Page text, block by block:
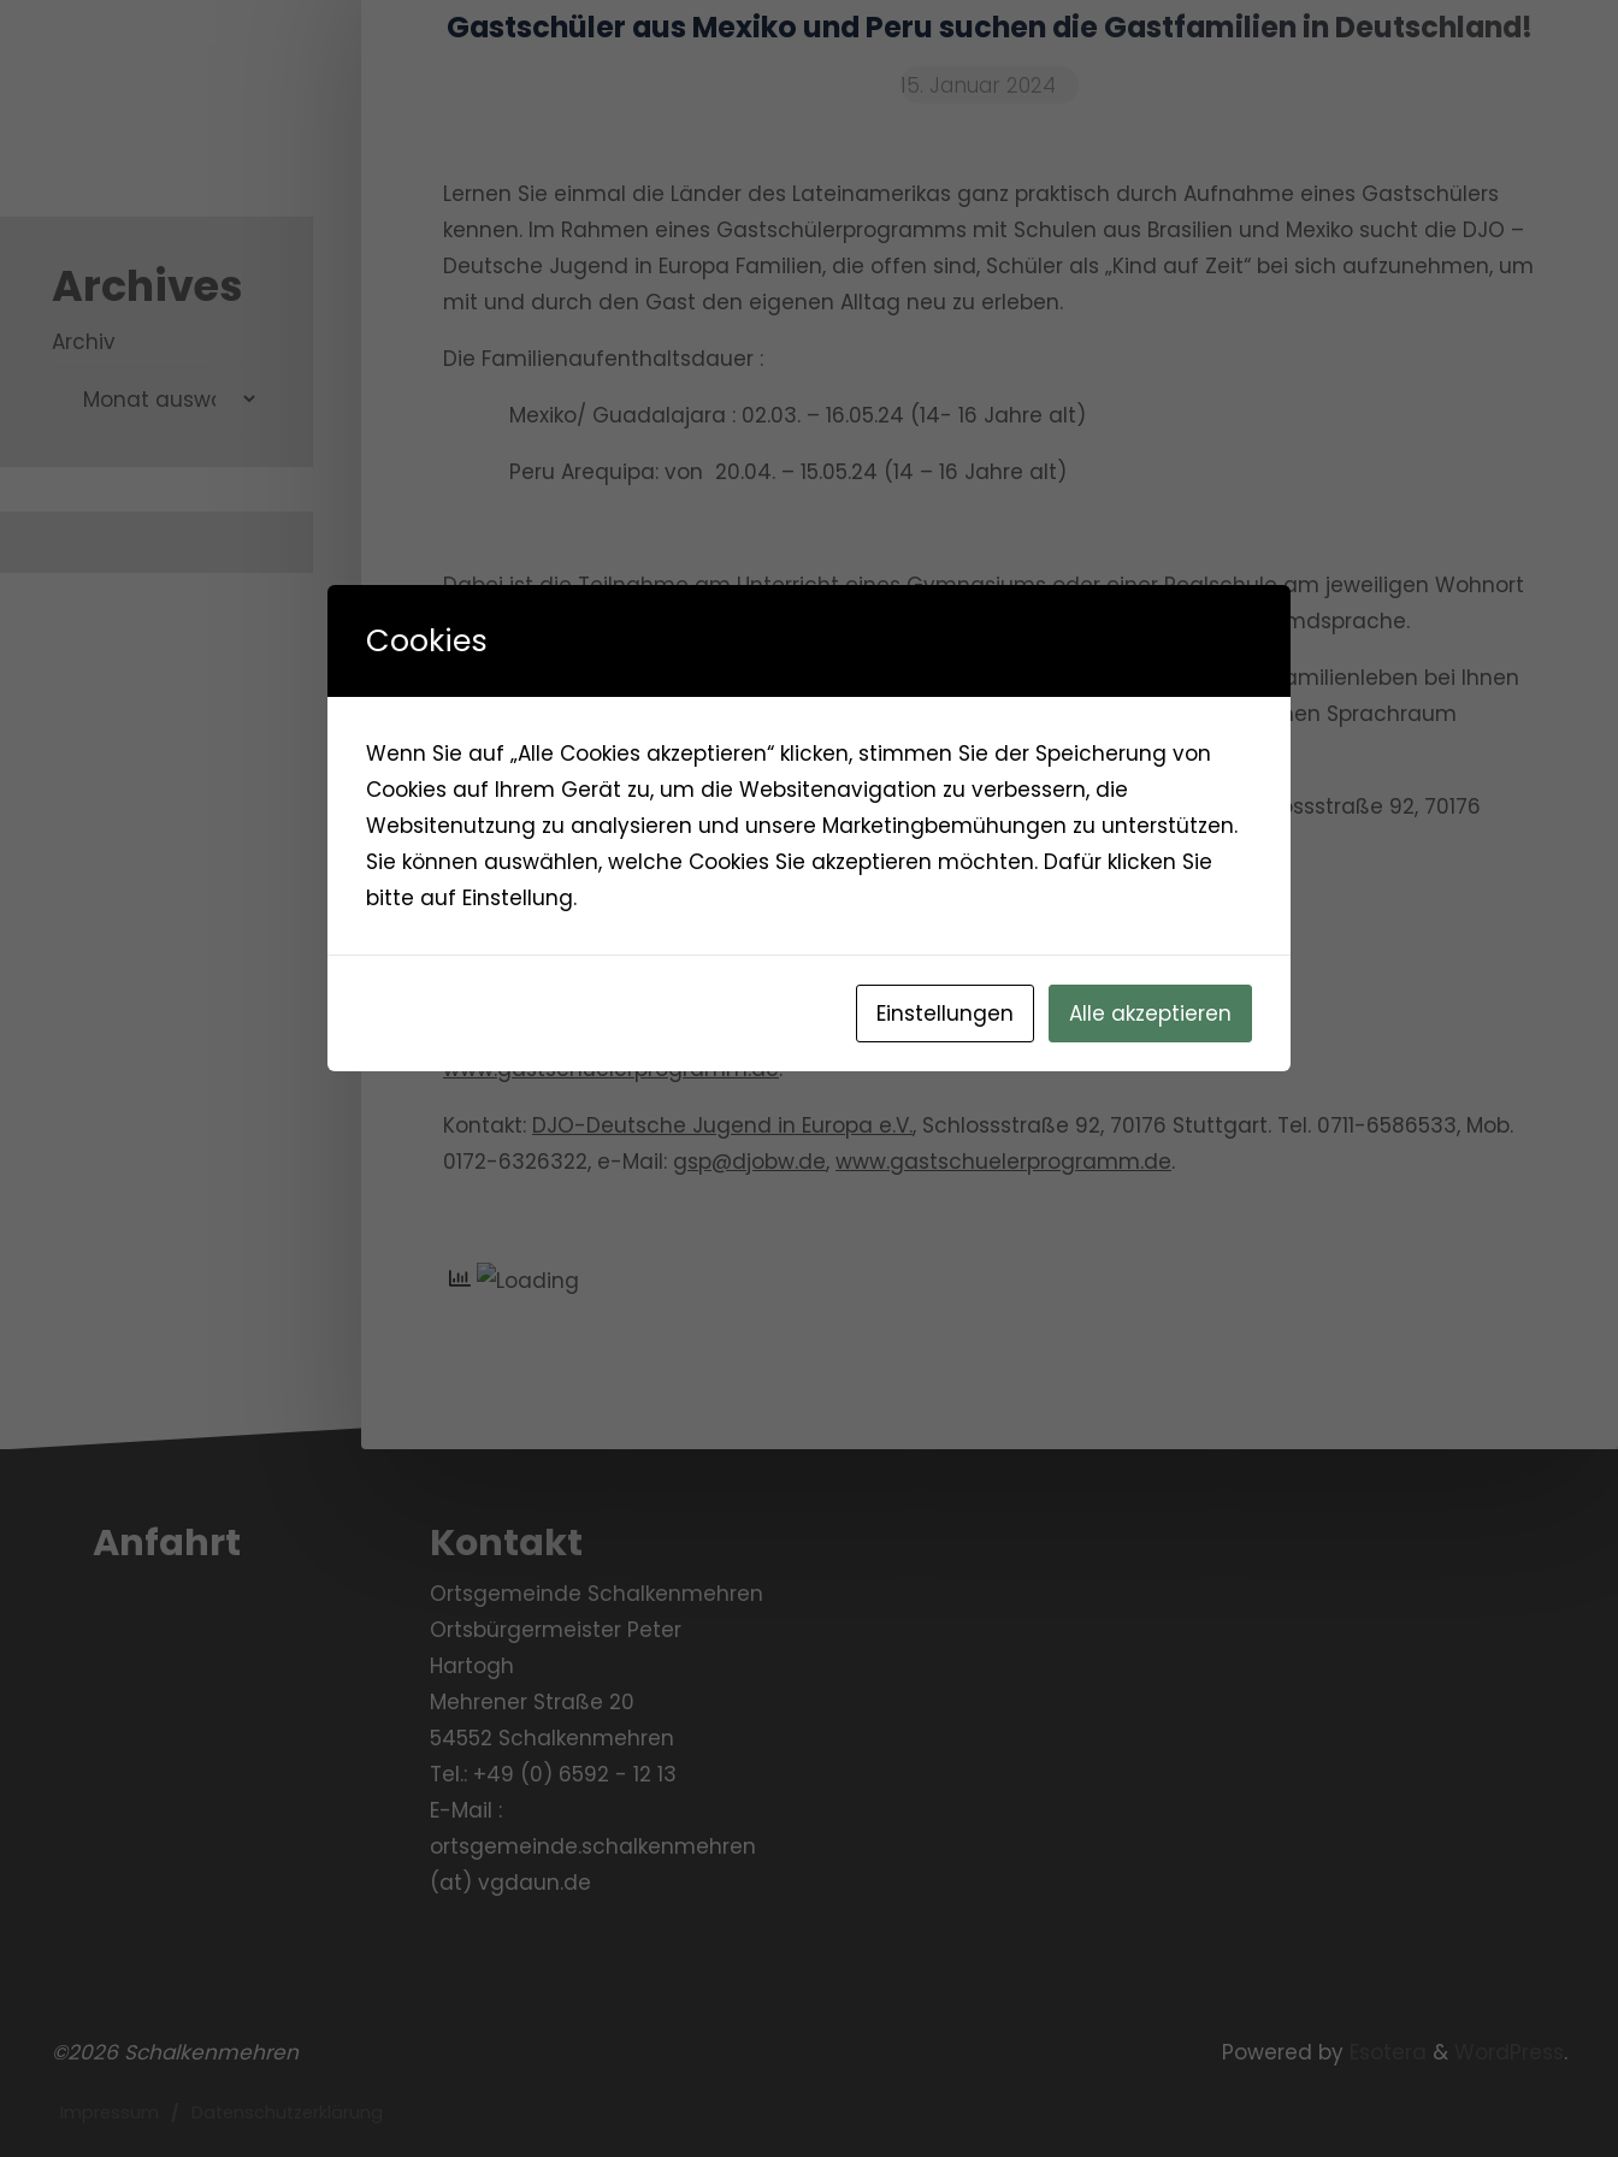
Gastschüler aus Mexiko und Peru suchen die Gastfamilien in Deutschland!
15. Januar 2024
Lernen Sie einmal die Länder des Lateinamerikas ganz praktisch durch Aufnahme eines Gastschülers
kennen. Im Rahmen eines Gastschülerprogramms mit Schulen aus Brasilien und Mexiko sucht die DJO –
Deutsche Jugend in Europa Familien, die offen sind, Schüler als „Kind auf Zeit“ bei sich aufzunehmen, um
mit und durch den Gast den eigenen Alltag neu zu erleben.
Die Familienaufenthaltsdauer :
Mexiko/ Guadalajara : 02.03. – 16.05.24 (14- 16 Jahre alt)
Peru Arequipa: von 20.04. – 15.05.24 (14 – 16 Jahre alt)
Dabei ist die Teilnahme am Unterricht eines Gymnasiums oder einer Realschule am jeweiligen Wohnort
der Gastfamilie für den Gast verpflichtend. Die Schüler sprechen Deutsch als Fremdsprache.
Ein Eiführungsseminar vor dem Familienaufenthalt soll die Gastschüler auf das Familienleben bei Ihnen
vorbereiten und die Basis für eine aktuelle und lebendige Beziehung zum deutschen Sprachraum
aufbauen helfen. Der Gegenbesuch ist möglich.
Bei Interesse wenden Sie sich bitte an:DJO-Deutsche Jugend in Europa e.V.
Schlossstraße 92, 70176
Stuttgart . Nähere Informationen erteilen gerne
Herr Liebscher unter Telefon
Frau Putane und Frau Obrant unter Telefon 0711-6586533,
www.gastschuelerprogramm.de.
Kontakt: DJO-Deutsche Jugend in Europa e.V., Schlossstraße 92, 70176 Stuttgart. Tel. 0711-6586533, Mob.
0172-6326322, e-Mail: gsp@djobw.de, www.gastschuelerprogramm.de.
Archives
Archiv
Anfahrt Kontakt
Ortsgemeinde Schalkenmehren
Ortsbürgermeister Peter
Hartogh
Mehrener Straße 20
54552 Schalkenmehren
Tel.: +49 (0) 6592 - 12 13
E-Mail :
ortsgemeinde.schalkenmehren
(at) vgdaun.de
Powered by & .
©2026 Schalkenmehren
Cookies
Wenn Sie auf „Alle Cookies akzeptieren“ klicken, stimmen Sie der Speicherung von
Cookies auf Ihrem Gerät zu, um die Websitenavigation zu verbessern, die
Websitenutzung zu analysieren und unsere Marketingbemühungen zu unterstützen.
Sie können auswählen, welche Cookies Sie akzeptieren möchten. Dafür klicken Sie
bitte auf Einstellung.
Einstellungen Alle akzeptieren